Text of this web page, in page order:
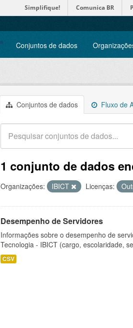
Simplifique! Comunica BR
Conjuntos de dados
Conjuntos de dados Fluxo de
1 conjunto de dados
Organizações: IBICT Licenças:
Desempenho de Servidores
Informações sobre o desempenho de
Tecnologia - IBICT (cargo, escolaridade,
CSV